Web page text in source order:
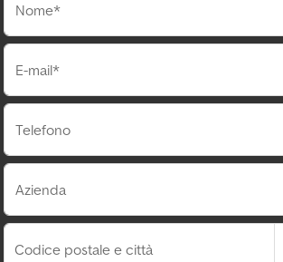
Nome*
E-mail*
Telefono
Azienda
Codice postale e città